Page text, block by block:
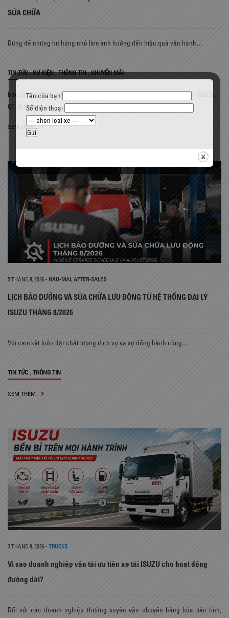
SỬA CHỮA
Đừng để những hư hỏng nhỏ làm ảnh hưởng đến hiệu quả vận hành…
TIN TỨC , SỰ KIỆN , THÔNG TIN , KHUYẾN MÃI
bảo dưỡng động cơ ISUZU,bảo dưỡng xe ISUZU,bảo dưỡng xe tải ISUZU
CT Khuyến mại
XEM THÊM
5 THÁNG 8, 2026- HAU-MAI, AFTER-SALES
LỊCH BẢO DƯỠNG VÀ SỬA CHỮA LƯU ĐỘNG TỪ HỆ THỐNG ĐẠI LÝ
ISUZU THÁNG 8/2026
Với cam kết luôn đặt chất lượng dịch vụ và sự đồng hành cùng…
TIN TỨC THÔNG TIN
XEM THÊM
3 THÁNG 8, 2026- TRUCKS
Vì sao doanh nghiệp vận tải ưu tiên xe tải ISUZU cho hoạt động
đường dài?
Đối với các doanh nghiệp thường xuyên vận chuyển hàng hóa liên tỉnh,
Tên của bạn
Số điện thoại